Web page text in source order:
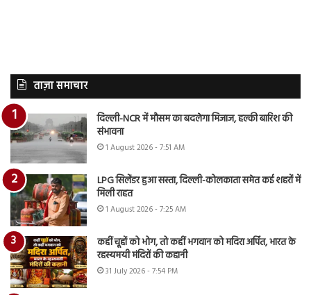
ताज़ा समाचार
दिल्ली-NCR में मौसम का बदलेगा मिजाज, हल्की बारिश की
संभावना
1 August 2026 - 7:51 AM
LPG सिलेंडर हुआ सस्ता, दिल्ली-कोलकाता समेत कई शहरों में
मिली राहत
1 August 2026 - 7:25 AM
कहीं चूहों को भोग, तो कहीं भगवान को मदिरा अर्पित, भारत के
रहस्यमयी मंदिरों की कहानी
31 July 2026 - 7:54 PM